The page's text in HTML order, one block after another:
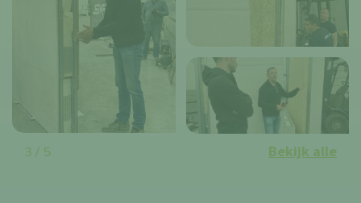
3 / 5 Bekijk alle